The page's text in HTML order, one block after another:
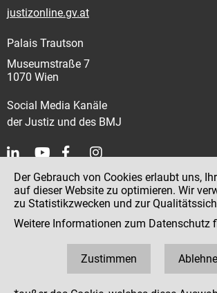
justizonline.gv.at
Palais Trautson
Museumstraße 7
1070 Wien
Social Media Kanäle
der Justiz und des BMJ
Kontakt
Impressum
Datenschutz
Hinweisgeber:innenplattform (für
Der Gebrauch von Cookies erlaubt uns,
auf dieser Website zu optimieren. Wir
zu Statistikzwecken und zur
Weitere Informationen zum Datenschutz
Zustimmen